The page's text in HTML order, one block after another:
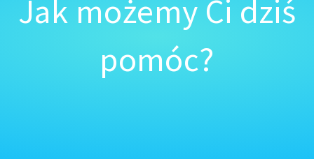
Jak możemy Ci dziś
pomóc?